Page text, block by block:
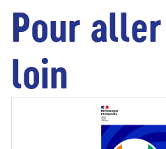
Pour
loin